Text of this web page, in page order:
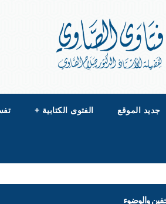
جديد الموقع الفتوى الكتابية +
والوضوء